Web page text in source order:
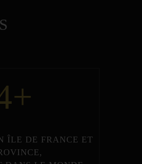
+
ÎLE DE FRANCE ET
,